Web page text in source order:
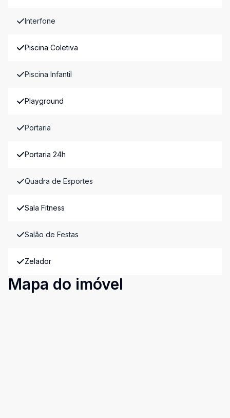
Interfone
Piscina Coletiva
Piscina Infantil
Playground
Portaria
Portaria 24h
Quadra de Esportes
Sala Fitness
Salão de Festas
Zelador
Mapa do imóvel